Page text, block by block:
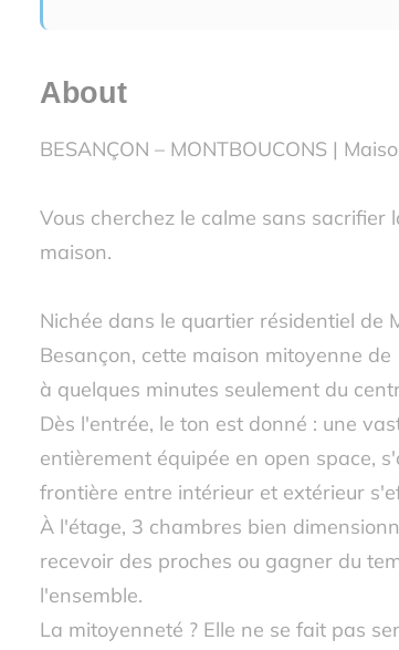
About
BESANÇON – MONTBOUCONS |
Vous cherchez le calme sans sacrifier
maison.
Nichée dans le quartier résidentiel de
Besançon, cette maison mitoyenne
à quelques minutes seulement du
Dès l'entrée, le ton est donné : une
entièrement équipée en open space,
frontière entre intérieur et extérieur
À l'étage, 3 chambres bien
recevoir des proches ou gagner du
l'ensemble.
La mitoyenneté ? Elle ne se fait pas